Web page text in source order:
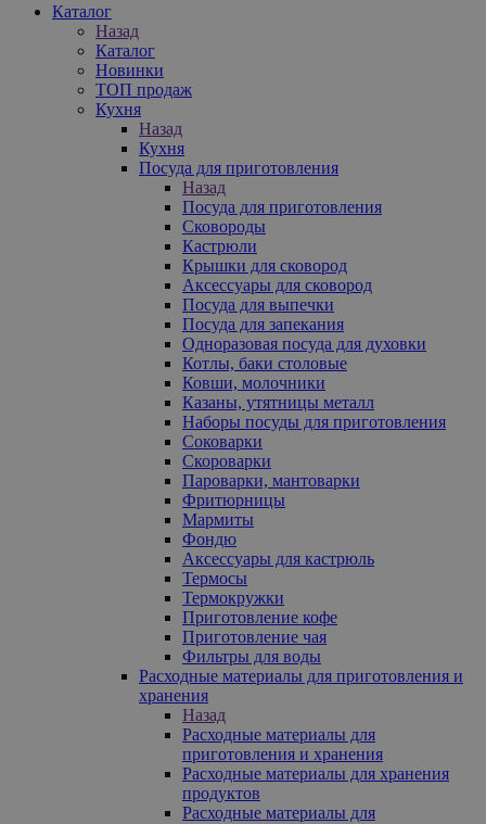
Каталог
Назад
Каталог
Новинки
ТОП продаж
Кухня
Назад
Кухня
Посуда для приготовления
Назад
Посуда для приготовления
Сковороды
Кастрюли
Крышки для сковород
Аксессуары для сковород
Посуда для выпечки
Посуда для запекания
Одноразовая посуда для духовки
Котлы, баки столовые
Ковши, молочники
Казаны, утятницы металл
Наборы посуды для приготовления
Соковарки
Скороварки
Пароварки, мантоварки
Фритюрницы
Мармиты
Фондю
Аксессуары для кастрюль
Термосы
Термокружки
Приготовление кофе
Приготовление чая
Фильтры для воды
Расходные материалы для приготовления и
хранения
Назад
Расходные материалы для
приготовления и хранения
Расходные материалы для хранения
продуктов
Расходные материалы для